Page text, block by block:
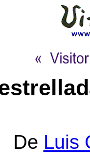
De Luis